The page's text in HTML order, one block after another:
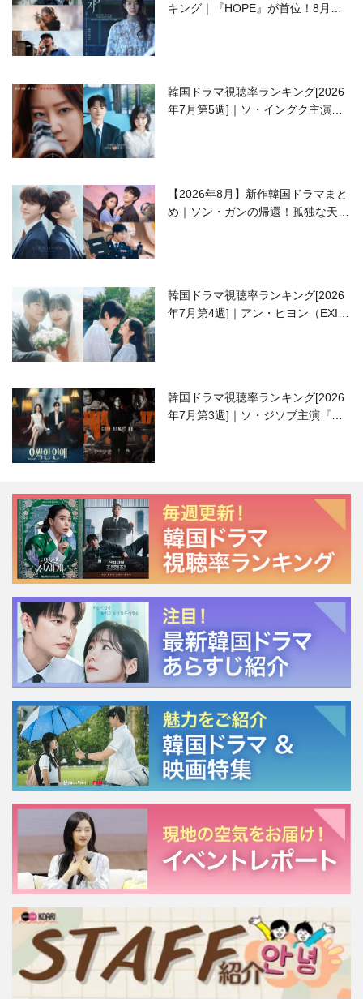
キング｜『HOPE』が首位！8月公
韓国ドラマ視聴率ランキング[2026
年7月第5週]｜ソ・イングク主演の
【2026年8月】新作韓国ドラマまと
め｜ソン・ガンの帰還！孤独な天才
韓国ドラマ視聴率ランキング[2026
年7月第4週]｜アン・ヒヨン（EXID
韓国ドラマ視聴率ランキング[2026
年7月第3週]｜ソ・ジソブ主演『エ